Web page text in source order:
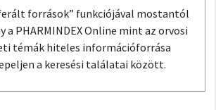
források” funkciójával mostantól
PHARMINDEX Online mint az orvosi
témák hiteles információforrása
a keresési találatai között.